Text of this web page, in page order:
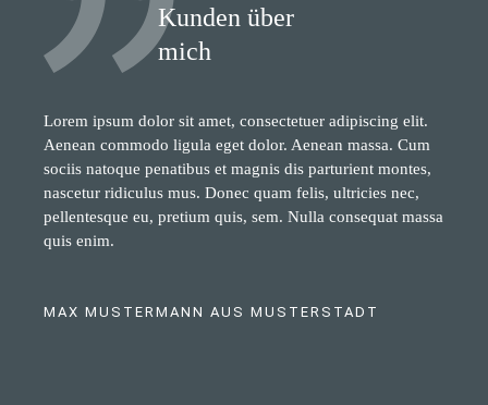
Kunden über
mich
Lorem ipsum dolor sit amet, consectetuer adipiscing elit.
Aenean commodo ligula eget dolor. Aenean massa. Cum
sociis natoque penatibus et magnis dis parturient montes,
nascetur ridiculus mus. Donec quam felis, ultricies nec,
pellentesque eu, pretium quis, sem. Nulla consequat massa
quis enim.
MAX MUSTERMANN AUS MUSTERSTADT